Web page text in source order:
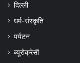
दिल्ली
धर्म-संस्कृति
पर्यटन
ब्यूरोक्रेसी